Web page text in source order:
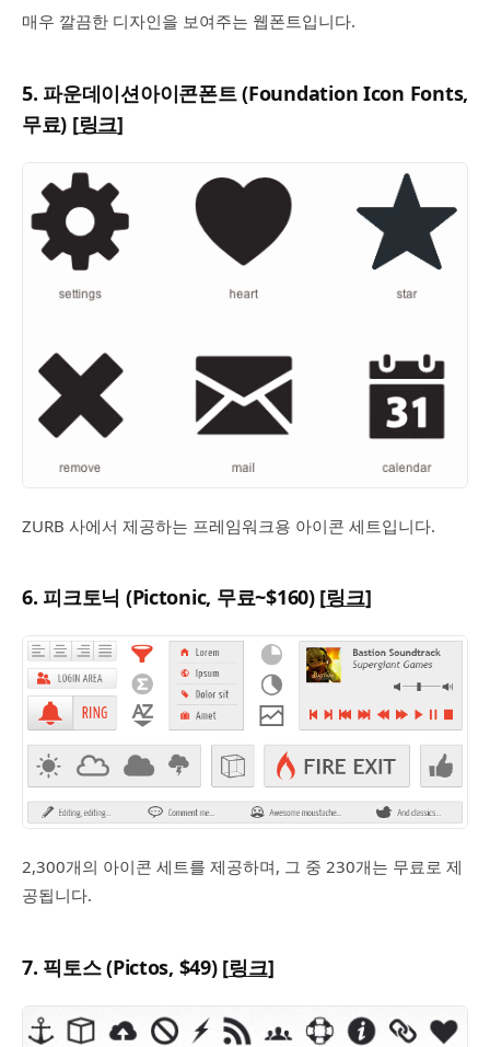
매우 깔끔한 디자인을 보여주는 웹폰트입니다.
5. 파운데이션아이콘폰트 (Foundation Icon Fonts,
무료) [링크]
ZURB 사에서 제공하는 프레임워크용 아이콘 세트입니다.
6. 피크토닉 (Pictonic, 무료~$160) [링크]
2,300개의 아이콘 세트를 제공하며, 그 중 230개는 무료로 제
공됩니다.
7. 픽토스 (Pictos, $49) [링크]